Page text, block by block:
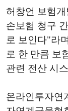
허창언 보험
손보험 청구
로 보인다"라
로 한 만큼 보
관련 전산 시
온라인투자연